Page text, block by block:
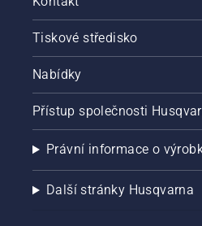
Tiskové středisko
Nabídky
Přístup společnosti
Právní informace o
Další stránky Husqvarna